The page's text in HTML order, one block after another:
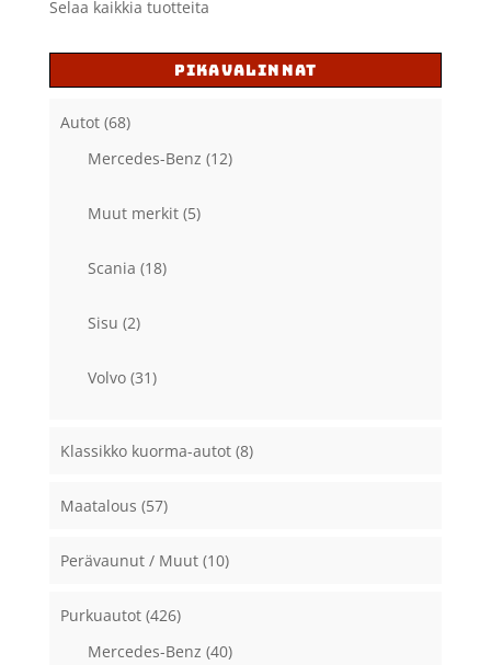
Selaa kaikkia tuotteita
PIKAVALINNAT
Autot (68)
Mercedes-Benz (12)
Muut merkit (5)
Scania (18)
Sisu (2)
Volvo (31)
Klassikko kuorma-autot (8)
Maatalous (57)
Perävaunut / Muut (10)
Purkuautot (426)
Mercedes-Benz (40)